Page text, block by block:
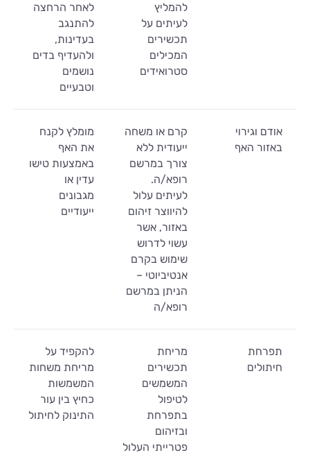
להמליץ
לעיתים על
תכשירים
המכילים
סטרואידים
לאחר הרחצה
להתנגב
בעדינות,
ולהעדיף בדים
נושמים
וטבעיים
אודם וגירוי
באזור האף
קרם או משחה
ייעודית ללא
צורך במרשם
רופא/ה.
לעיתים עלול
להיווצר זיהום
באזור, אשר
עשוי לדרוש
שימוש בקרם
אנטיביוטי –
הניתן במרשם
רופא/ה
מומלץ לקנח
את האף
באמצעות טישו
עדין או
מגבונים
ייעודיים
תפרחת
חיתולים
מריחת
תכשירים
המשמשים
לטיפול
בתפרחת
ובזיהום
פטרייתי העלול
להקפיד על
מריחת משחות
המשמשות
כחיץ בין עור
התינוק לחיתול